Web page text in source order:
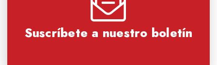
Suscríbete a nuestro boletín